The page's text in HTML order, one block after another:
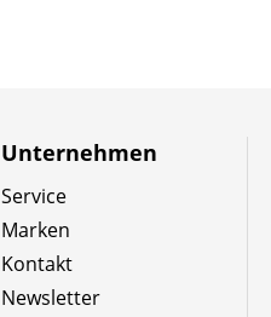
Unternehmen
Service
Marken
Kontakt
Newsletter